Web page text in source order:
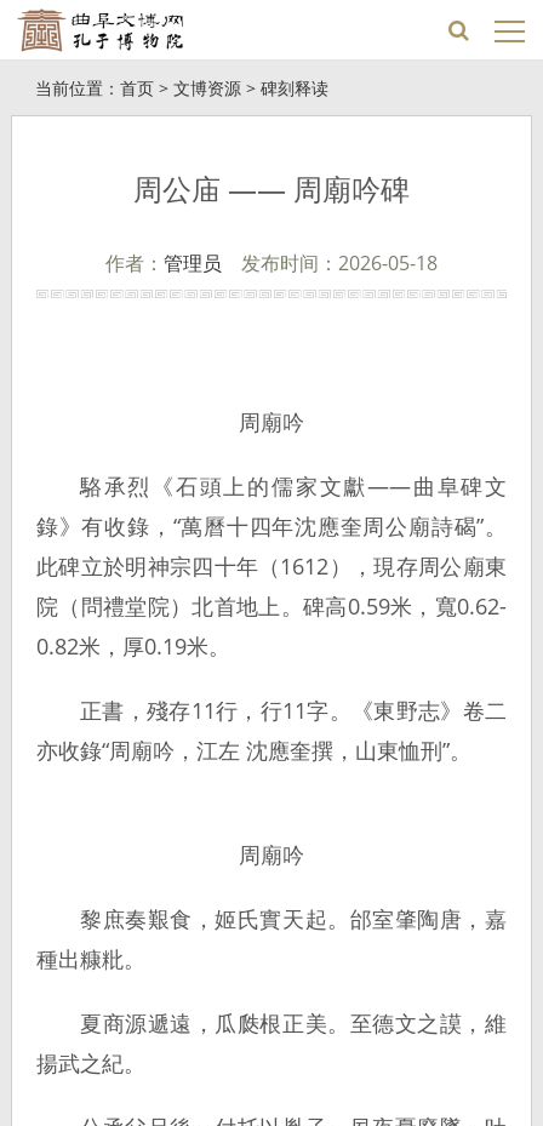
当前位置： 首页> 文博资源> 碑刻释读
周公庙 —— 周廟吟碑
作者： 管理员 发布时间：2026-05-18
周廟吟
駱承烈《石頭上的儒家文獻——曲阜碑文
錄》有收錄，“萬曆十四年沈應奎周公廟詩碣”。
此碑立於明神宗四十年（1612），現存周公廟東
院（問禮堂院）北首地上。碑高0.59米，寬0.62-
0.82米，厚0.19米。
正書，殘存11行，行11字。《東野志》卷二
亦收錄“周廟吟，江左 沈應奎撰，山東恤刑”。
周廟吟
黎庶奏艱食，姬氏實天起。邰室肇陶唐，嘉
種出糠粃。
夏商源遞遠，瓜瓞根正美。至德文之謨，維
揚武之紀。